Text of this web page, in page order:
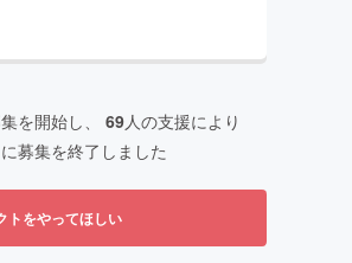
を開始し、 69人の支援により
に募集を終了しました
トをやってほしい